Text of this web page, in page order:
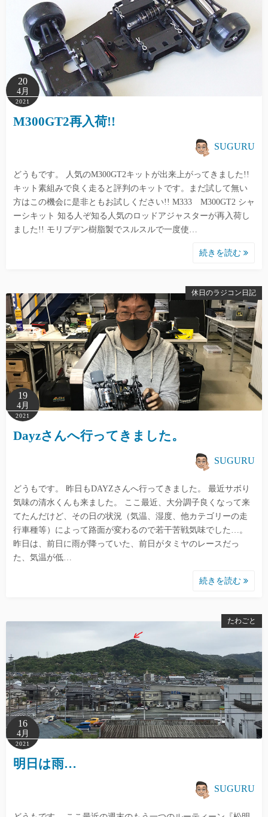
20
4月
2021
M300GT2再入荷!!
SUGURU
どうもです。 人気のM300GT2キットが出来上がってきました!!
キット素組みで良く走ると評判のキットです。まだ試して無い
方はこの機会に是非ともお試しください!! M333 M300GT2 シャ
ーシキット 知る人ぞ知る人気のロッドアジャスターが再入荷し
ました!! モリブデン樹脂製でスルスルで一度使…
続きを読む
休日のラジコン日記
19
4月
2021
Dayzさんへ行ってきました。
SUGURU
どうもです。 昨日もDAYZさんへ行ってきました。 最近サボり
気味の清水くんも来ました。 ここ最近、大分調子良くなって来
てたんだけど、その日の状況（気温、湿度、他カテゴリーの走
行車種等）によって路面が変わるので若干苦戦気味でした…。
昨日は、前日に雨が降っていた、前日がタミヤのレースだっ
た、気温が低…
続きを読む
たわごと
16
4月
2021
明日は雨…
SUGURU